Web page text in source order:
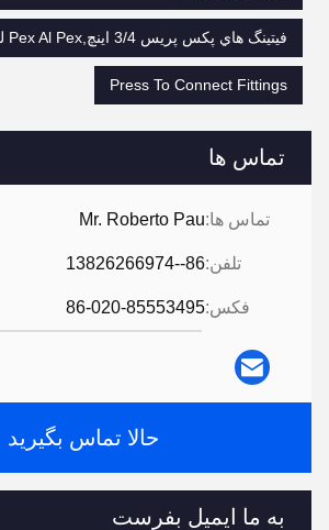
تماس ها
تماس ها:Mr. Roberto Pau
تلفن:86--13826266974
فکس:86-020-85553495
حالا تماس بگیرید
به ما ایمیل بفرست
فيتينگ هاي پكس پريس 3/4 اينچ,Pex Al Pex لوازم مطبوعاتی
Press To Connect Fittings